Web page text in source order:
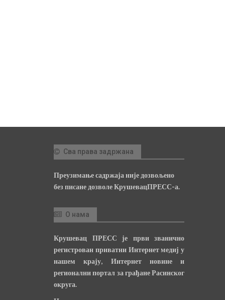
Сва права задржана
Преузимање садржаја није дозвољено
без писане дозволе КрушевацПРЕСС-а.
О нама
Крушевац ПРЕСС је први званично
регистрован приватни Интернет медиј у
нашем крају, Интернет новине и
регионални портал за грађане Расинског
округа.